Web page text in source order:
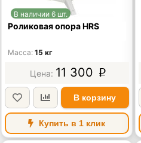
В наличии 6 шт.
Роликовая опора HRS
Масса 15 кг
11 300 p
В корзину
Купить в 1 клик